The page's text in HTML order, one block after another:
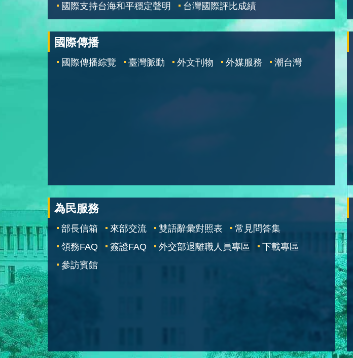
國際支持台海和平穩定聲明
台灣國際評比成績
國際傳播
國際傳播綜覽 臺灣脈動 外文刊物 外媒服務 潮台灣
為民服務
部長信箱 來部交流 雙語辭彙對照表
常見問答集
領務FAQ
簽證FAQ 外交部退離職人員專區
下載專區
參訪賓館